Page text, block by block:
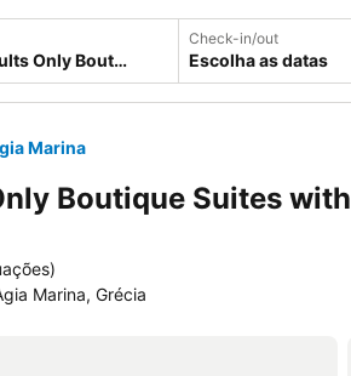
Check-in/out
Escolha as datas
Marina
Boutique Suites with
)
Marina, Grécia